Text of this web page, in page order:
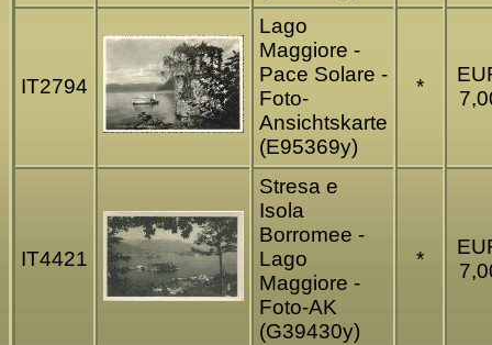
IT2794
Lago
Maggiore -
Pace Solare -
Foto-
Ansichtskarte
(E95369y)
*
IT4421
Stresa e
Isola
Borromee -
Lago
Maggiore -
Foto-AK
(G39430y)
*